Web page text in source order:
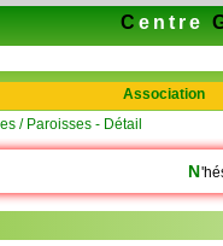
C entre
Association
/ Paroisses - Détail
N